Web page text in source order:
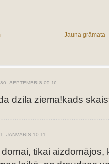
Jauna grāmata
SEPTEMBRIS 05:16
dzila ziema!kads
JANVĀRIS 10:11
tikai aizdomājos,